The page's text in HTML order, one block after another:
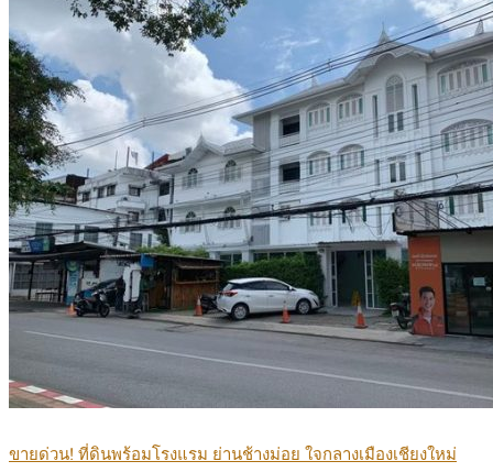
ขายด่วน! ที่ดินพร้อมโรงแรม ย่านช้างม่อย ใจกลางเมืองเชียงใหม่